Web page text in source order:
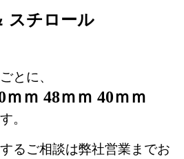
スチロール
とに、
ｍｍ 48ｍｍ 40ｍｍ
。
るご相談は弊社営業までお